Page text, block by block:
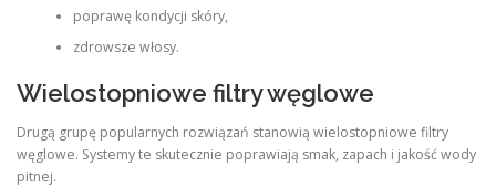
poprawę kondycji skóry,
zdrowsze włosy.
Wielostopniowe filtry węglowe
Drugą grupę popularnych rozwiązań stanowią wielostopniowe filtry
węglowe. Systemy te skutecznie poprawiają smak, zapach i jakość wody
pitnej.